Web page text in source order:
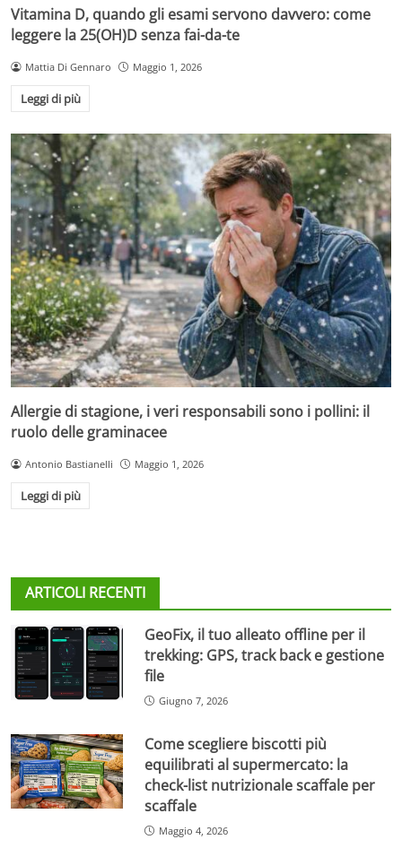
Vitamina D, quando gli esami servono davvero: come
leggere la 25(OH)D senza fai-da-te
Mattia Di Gennaro Maggio 1, 2026
Leggi di più
Allergie di stagione, i veri responsabili sono i pollini: il
ruolo delle graminacee
Antonio Bastianelli Maggio 1, 2026
Leggi di più
ARTICOLI RECENTI
GeoFix, il tuo alleato offline per il
trekking: GPS, track back e gestione
file
Giugno 7, 2026
Come scegliere biscotti più
equilibrati al supermercato: la
check-list nutrizionale scaffale per
scaffale
Maggio 4, 2026